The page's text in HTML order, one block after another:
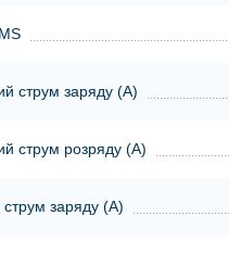
струм заряду (А)
струм розряду (А)
заряду (А)